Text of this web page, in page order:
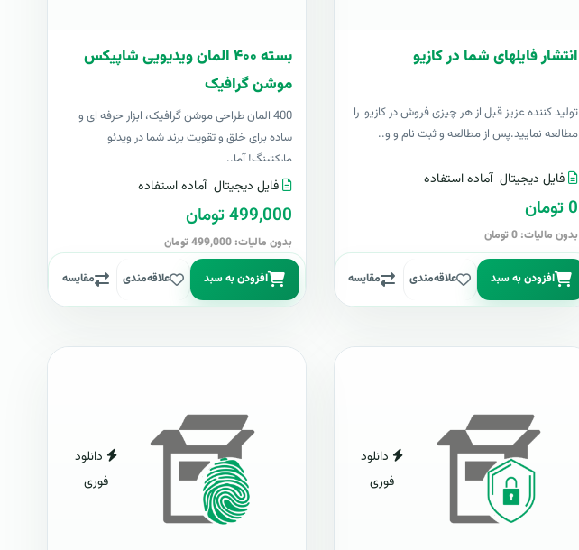
انتشار فایلهای شما در کازیو
توليد کننده عزيز قبل از هر چیزی فروش در کازیو را
مطالعه نمایید.پس از مطالعه و ثبت نام و و..
فایل دیجیتال آماده استفاده
0 تومان
بدون مالیات: 0 تومان
افزودن به سبد علاقه‌مندی مقایسه
بسته ۴۰۰ المان ویدیویی شاپیکس
موشن گرافیک
400 المان طراحی موشن گرافیک، ابزار حرفه ای و
ساده برای خلق و تقویت برند شما در ویدئو
مارکتینگ! آما..
فایل دیجیتال آماده استفاده
499,000 تومان
بدون مالیات: 499,000 تومان
افزودن به سبد علاقه‌مندی مقایسه
دانلود
فوری
دانلود
فوری